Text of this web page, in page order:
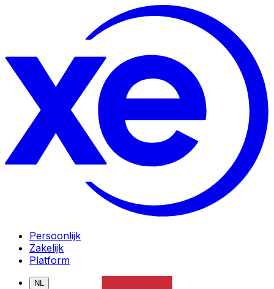
Persoonlijk
Zakelijk
Platform
NL